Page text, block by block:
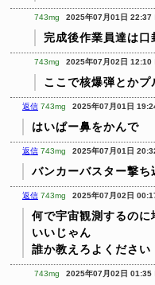
743mg 2025年07月01日 22:37
完成後作業員達は口
743mg 2025年07月02日 12:10
ここで核爆弾とかプ
返信 743mg 2025年07月01日
はいぱー鼻をかんで
返信 743mg 2025年07月01日
バンカーバスター撃ち
返信 743mg 2025年07月02日
何で宇宙観測するの
いいじゃん
誰か教えろよください
743mg 2025年07月02日 01:35